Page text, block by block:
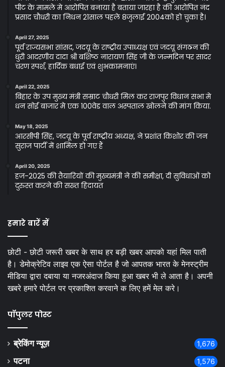
पीट के मामले मे आरोपित बनाया है बताया जारहा है की आरोपित नंद
प्रसाद चौधरी का निधन 21साल पहले 8जुलाई 2004को हो चुका है।
April 27, 2025
पूर्व राज्यसभा सांसद, जदयू के राष्ट्रीय उपाध्यक्ष एवं जदयू संगठन की
धुरी आदरणीय दादा श्री बशिष्ठ नारायण सिंह जी के जन्मदिन पर सादर
चरण स्पर्श, हार्दिक बधाई एवं शुभकामनाएं।
April 22, 2025
बिहार के उप मुख्य मंत्री सम्राट चौधरी मिल कर राजपुर विधान सभा मे
धन सोई बाजार मे एक 100वेड वाल अस्पताल खोलने की मांग किया.
May 18, 2025
आरसीपी सिंह, जदयू के पूर्व राष्ट्रीय अध्यक्ष, ने प्रशांत किशोर की जन
सुराज पार्टी में शामिल हो गए हैं
April 20, 2025
हज-2025 की तैयारियों की मुख्यमंत्री ने की समीक्षा, दी सुविधाओं को
दुरुस्त करने की सख्त हिदायत
हमारे बारें में
छोटी - छोटी जरूरी खबर के साथ हर बड़ी खबर आपको यहां मिल पाती
है। डेमोक्रेटिव लाइव एक ऐसा पोर्टल है जो आपतक भारत के मेनस्ट्रीम
मीडिया द्वारा दबाया या नजरअंदाज किया हुआ खबर भी ले आता है। अपनी
खबरे हमारे पोर्टल पर प्रकाशित करवाने क लिए हमें मेल करे।
पॉपुलर पोस्ट
ब्रेकिंग न्यूज़ 1,676
पटना 1,576